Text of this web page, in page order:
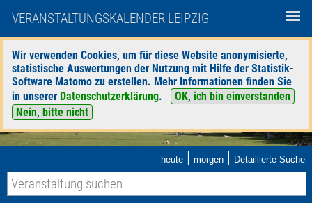
VERANSTALTUNGSKALENDER LEIPZIG
Wir verwenden Cookies, um für diese Website anonymisierte,
statistische Auswertungen der Nutzung mit Hilfe der Statistik-
Software Matomo zu erstellen. Mehr Informationen finden Sie
in unserer Datenschutzerklärung.
OK, ich bin einverstanden
Nein, bitte nicht
heute | morgen | Detaillierte Suche